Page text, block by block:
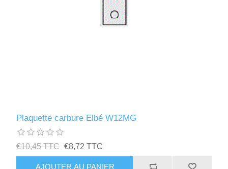
Plaquette carbure Elbé W12MG
€10,45 TTC €8,72 TTC